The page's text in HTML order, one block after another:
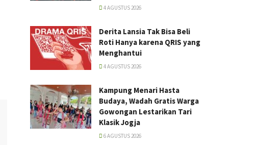
4 AGUSTUS 2026
Derita Lansia Tak Bisa Beli
Roti Hanya karena QRIS yang
Menghantui
4 AGUSTUS 2026
Kampung Menari Hasta
Budaya, Wadah Gratis Warga
Gowongan Lestarikan Tari
Klasik Jogja
6 AGUSTUS 2026